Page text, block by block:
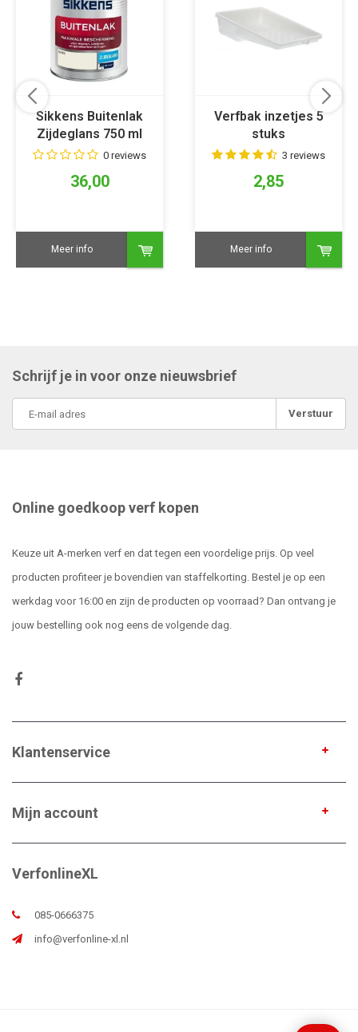
Sikkens Buitenlak
Zijdeglans 750 ml
RAL 90100 reviews
36,00
Meer info
Verfbak inzetjes 5
stuks
3 reviews
2,85
Meer info
Schrijf je in voor onze nieuwsbrief
Verstuur
Online goedkoop verf kopen
Keuze uit A-merken verf en dat tegen een voordelige prijs. Op veel
producten profiteer je bovendien van staffelkorting. Bestel je op een
werkdag voor 16:00 en zijn de producten op voorraad? Dan ontvang je
jouw bestelling ook nog eens de volgende dag.
Klantenservice
Mijn account
VerfonlineXL
085-0666375
info@verfonline-xl.nl